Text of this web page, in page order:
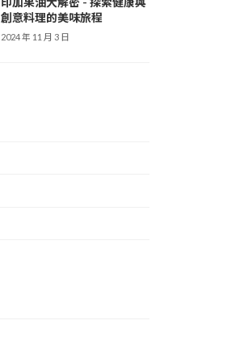
創意料理的美味旅程
2024 年 11 月 3 日